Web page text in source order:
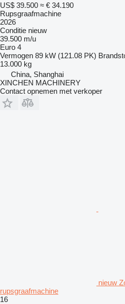
US$ 39.500 ≈ € 34.190
Rupsgraafmachine
2026
Conditie nieuw
39.500 m/u
Euro 4
Vermogen 89 kW (121.08 PK)
13.000 kg
China, Shanghai
XINCHEN MACHINERY
Contact opnemen met verkoper
nieuw
rupsgraafmachine
16